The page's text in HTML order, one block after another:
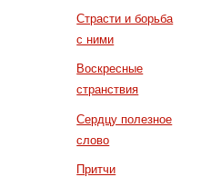
Страсти и борьба
с ними
Воскресные
странствия
Сердцу полезное
слово
Притчи